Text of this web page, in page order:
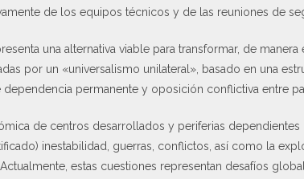
de los equipos técnicos y de las reuniones de
una alternativa viable para transformar, de
por un «universalismo unilateral», basado en una
permanente y oposición conflictiva entre
de centros desarrollados y periferias
inestabilidad, guerras, conflictos, así como la
estas cuestiones representan desafíos